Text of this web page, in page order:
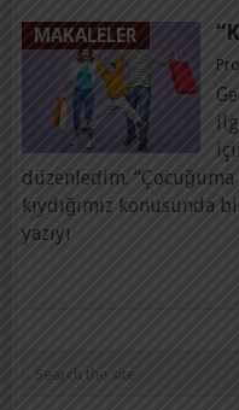
MAKALELER
düzenledim.
kıydığımız
yazıyı